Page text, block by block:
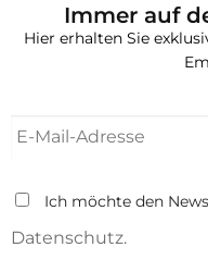
Immer auf
Hier erhalten Sie
Ich möchte den
Datenschutz.